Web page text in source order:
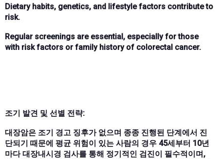
Dietary habits, genetics, and lifestyle factors contribute to
risk.
Regular screenings are essential, especially for those
with risk factors or family history of colorectal cancer.
조기 발견 및 선별 전략:
대장암은 조기 경고 징후가 없으며 종종 진행된 단계에서 진
단되기 때문에 평균 위험이 있는 사람의 경우 45세부터 10년
마다 대장내시경 검사를 통해 정기적인 검진이 필수적이며,